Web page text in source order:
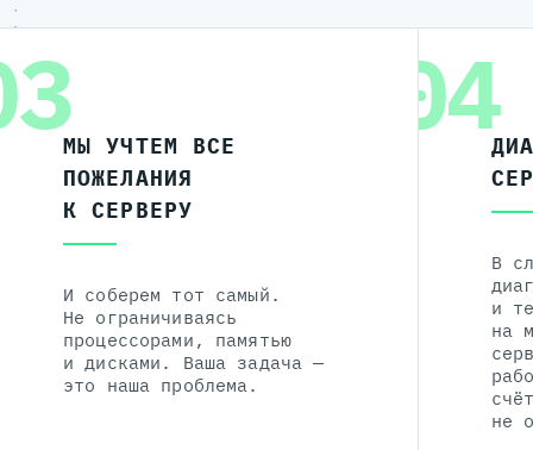
МЫ УЧТЕМ ВСЕ
ПОЖЕЛАНИЯ
К СЕРВЕРУ
И соберем тот самый.
Не ограничиваясь
процессорами, памятью
и дисками. Ваша задача —
это наша проблема.
04
В
и
на
не